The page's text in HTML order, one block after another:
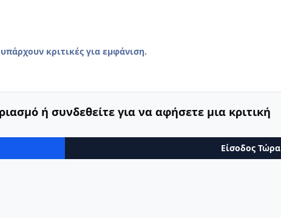
κριτικές για εμφάνιση.
ή συνδεθείτε για να αφήσετε μια κριτική
Είσοδος Τώρα